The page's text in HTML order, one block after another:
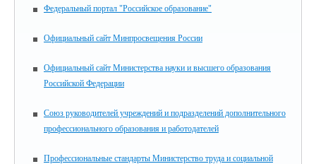
Федеральный портал "Российское образование"
Официальный сайт Минпросвещения России
Официальный сайт Министерства науки и высшего образования
Российской Федерации
Союз руководителей учреждений и подразделений дополнительного
профессионального образования и работодателей
Профессиональные стандарты Министерство труда и социальной